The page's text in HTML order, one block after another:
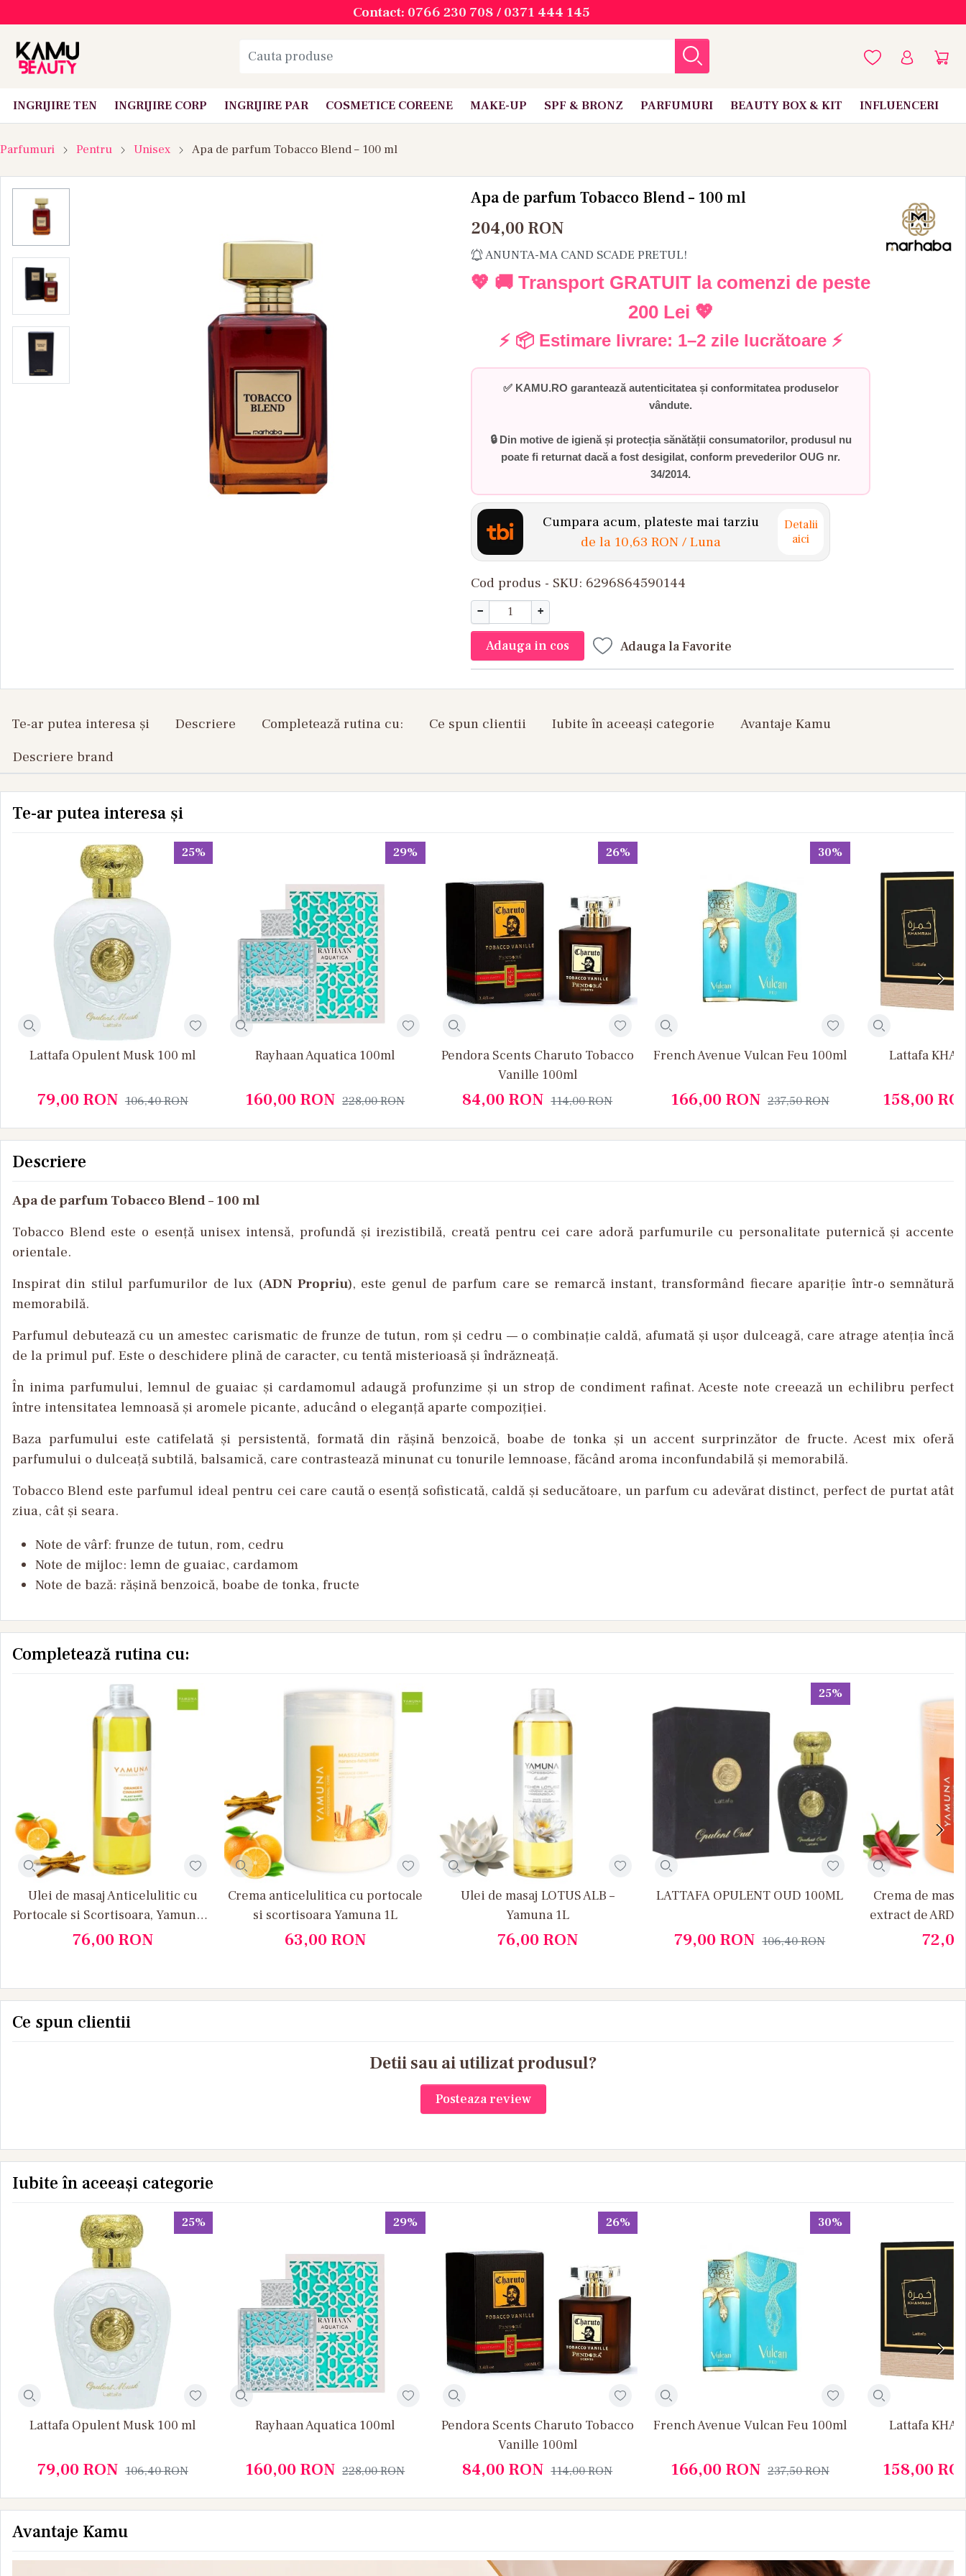
Contact: 0766 230 708 / 0371 444 145
INGRIJIRE TEN INGRIJIRE CORP INGRIJIRE PAR COSMETICE COREENE MAKE-UP SPF & BRONZ PARFUMURI BEAUTY BOX & KIT INFLUENCERI
Parfumuri Pentru Unisex Apa de parfum Tobacco Blend – 100 ml
Apa de parfum Tobacco Blend – 100 ml
204,00RON
ANUNTA-MA CAND SCADE PRETUL!
💖 🚚 Transport GRATUIT la comenzi de peste
200 Lei 💖
⚡ 📦 Estimare livrare: 1–2 zile lucrătoare⚡
✅ KAMU.RO garantează autenticitatea și conformitatea produselor
vândute.
🔒 Din motive de igienă și protecția sănătății consumatorilor, produsul nu
poate fi returnat dacă a fost desigilat, conform prevederilor OUG nr.
34/2014.
Cumpara acum, plateste mai tarziu
de la 10,63 RON / Luna
Detalii
aici
Cod produs - SKU 6296864590144
− +
Adauga in cos Adauga la Favorite
Te-ar putea interesa și Descriere Completează rutina cu: Ce spun clientii Iubite în aceeași categorie
Avantaje Kamu
Descriere brand
Te-ar putea interesa și
25%
Lattafa Opulent Musk 100 ml
79,00 RON 106,40RON
29%
Rayhaan Aquatica 100ml
160,00 RON 228,00RON
26%
Pendora Scents Charuto Tobacco
Vanille 100ml
84,00 RON 114,00RON
30%
French Avenue Vulcan Feu 100ml
166,00 RON 237,50RON
Lattafa
158,00
Descriere
Apa de parfum Tobacco Blend – 100 ml
Tobacco Blend este o esențăunisex intensă, profundă și irezistibilă, creată pentru cei care adoră parfumurile cu personalitate puternică și accente
orientale.
Inspirat din stilul parfumurilor de lux (ADN Propriu), este genul de parfum care se remarcăinstant,transformând fiecare apariție într-o semnătură
memorabilă.
Parfumul debuteazăcu un amestec carismatic defrunze detutun, rom și cedru — o combinație caldă, afumată și ușor dulceagă, care atrage atenția încă
de la primul puf. Este o deschidere plină de caracter, cu tentă misterioasă și îndrăzneață.
În inima parfumului,lemnul de guaiac și cardamomul adaugă profunzime șiun strop de condiment rafinat. Aceste note creează un echilibru perfect
între intensitatea lemnoasă și aromele picante, aducând o eleganță aparte compoziției.
Baza parfumului este catifelată și persistentă, formatădinrășină benzoică, boabe de tonka șiun accent surprinzător de fructe. Acestmix oferă
parfumului o dulceață subtilă, balsamică, care contrastează minunat cu tonurile lemnoase, făcând aroma inconfundabilă și memorabilă.
Tobacco Blend este parfumul idealpentru ceicare cautăo esență sofisticată, caldă și seducătoare, un parfum cu adevăratdistinct, perfect de purtat atât
ziua, cât și seara.
Note de vârf: frunze de tutun, rom, cedru
Note de mijloc: lemn de guaiac, cardamom
Note de bază: rășină benzoică, boabe de tonka, fructe
Completează rutina cu:
Ulei de masaj Anticelulitic cu
Portocale si Scortisoara, Yamuna 1
L
76,00 RON
Crema anticelulitica cu portocale
si scortisoara Yamuna 1L
63,00 RON
Ulei de masaj LOTUS ALB –
Yamuna 1L
76,00 RON
25%
LATTAFA OPULENT OUD 100ML
79,00 RON 106,40RON
Crema de
extract de
Ce spun clientii
Detii sau ai utilizat produsul?
Posteaza review
Iubite în aceeași categorie
25%
Lattafa Opulent Musk 100 ml
79,00 RON 106,40RON
29%
Rayhaan Aquatica 100ml
160,00 RON 228,00RON
26%
Pendora Scents Charuto Tobacco
Vanille 100ml
84,00 RON 114,00RON
30%
French Avenue Vulcan Feu 100ml
166,00 RON 237,50RON
Lattafa
158,00
Avantaje Kamu